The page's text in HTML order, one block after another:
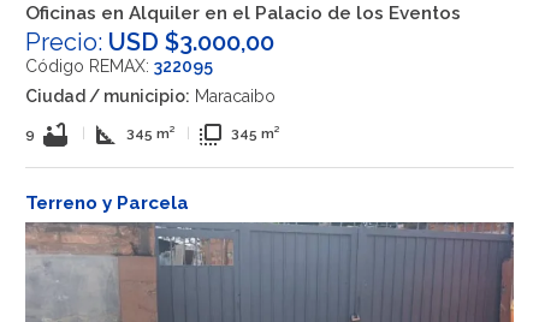
Oficinas en Alquiler en el Palacio de los Eventos
Precio: USD $3.000,00
Código REMAX: 322095
Ciudad / municipio: Maracaibo
9 bathtub square_foot 345 m² flip_to_front 345 m²
Terreno y Parcela